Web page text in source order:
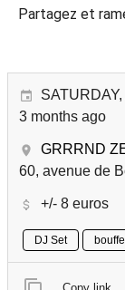
Partagez et
3 months ago
GRRRND
60, avenue de
+/- 8 euros
DJ Set bouffe